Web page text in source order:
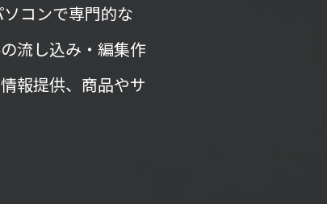
コンで専門的な
流し込み・編集作
報提供、商品やサ